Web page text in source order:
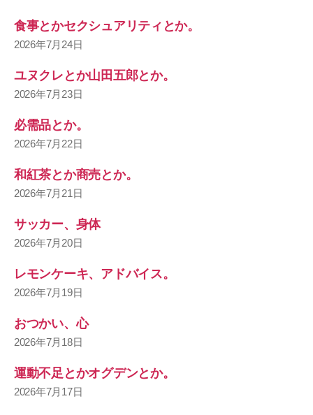
食事とかセクシュアリティとか。
2026年7月24日
ユヌクレとか山田五郎とか。
2026年7月23日
必需品とか。
2026年7月22日
和紅茶とか商売とか。
2026年7月21日
サッカー、身体
2026年7月20日
レモンケーキ、アドバイス。
2026年7月19日
おつかい、心
2026年7月18日
運動不足とかオグデンとか。
2026年7月17日